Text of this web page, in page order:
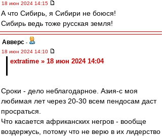
18 июн 2024 14:15
А что Сибирь, я Сибири не боюся!
Сибирь ведь тоже русская земля!
Авверс -
18 июн 2024 14:10
extratime » 18 июн 2024 14:04
Сроки - дело неблагодарное. Азия-с моя
любимая лет через 20-30 всем пендосам даст
просраться.
Что касается африканских негров - вообще
воздержусь, потому что не верю в их лидерство